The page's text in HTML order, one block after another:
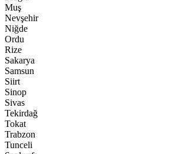
Muş
Nevşehir
Niğde
Ordu
Rize
Sakarya
Samsun
Siirt
Sinop
Sivas
Tekirdağ
Tokat
Trabzon
Tunceli